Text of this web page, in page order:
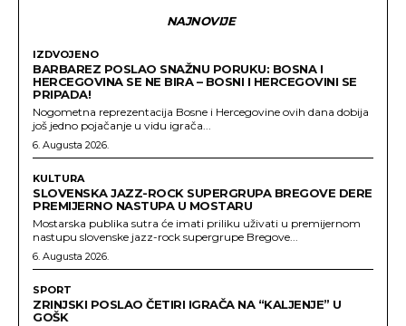
NAJNOVIJE
IZDVOJENO
BARBAREZ POSLAO SNAŽNU PORUKU: BOSNA I
HERCEGOVINA SE NE BIRA – BOSNI I HERCEGOVINI SE
PRIPADA!
Nogometna reprezentacija Bosne i Hercegovine ovih dana dobija
još jedno pojačanje u vidu igrača...
6. Augusta 2026.
KULTURA
SLOVENSKA JAZZ-ROCK SUPERGRUPA BREGOVE DERE
PREMIJERNO NASTUPA U MOSTARU
Mostarska publika sutra će imati priliku uživati u premijernom
nastupu slovenske jazz-rock supergrupe Bregove...
6. Augusta 2026.
SPORT
ZRINJSKI POSLAO ČETIRI IGRAČA NA “KALJENJE” U
GOŠK